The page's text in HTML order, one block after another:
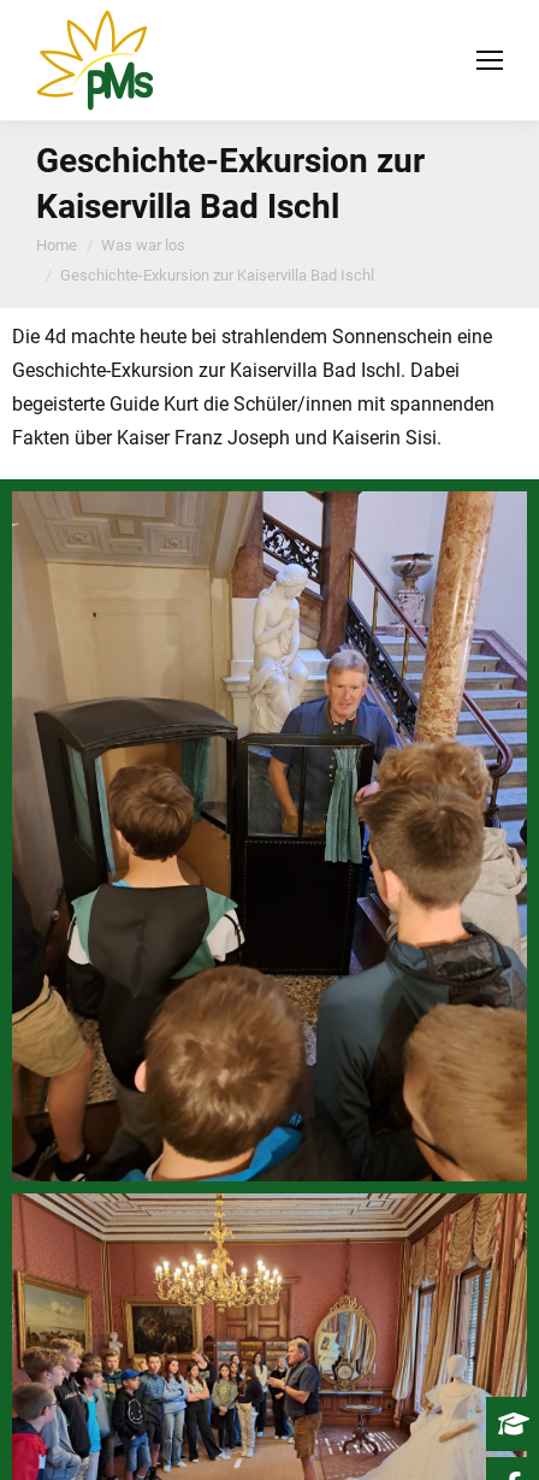
Geschichte-Exkursion zur
Kaiservilla Bad Ischl
You are here:
Home
Was war los
Geschichte-Exkursion zur Kaiservilla Bad Ischl
Die 4d machte heute bei strahlendem Sonnenschein eine
Geschichte-Exkursion zur Kaiservilla Bad Ischl. Dabei
begeisterte Guide Kurt die Schüler/innen mit spannenden
Fakten über Kaiser Franz Joseph und Kaiserin Sisi.